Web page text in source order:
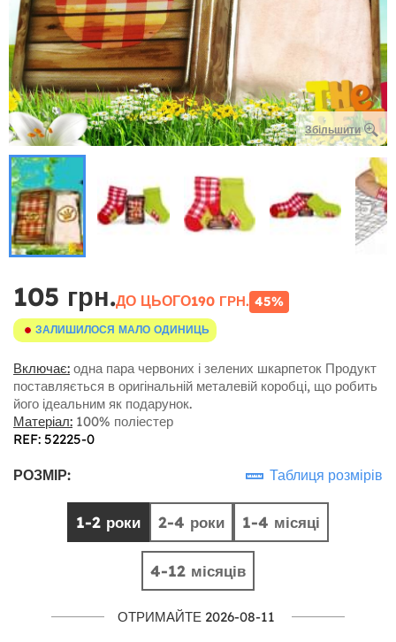
Збільшити
105 грн.ДО ЦЬОГО190 ГРН. 45%
ЗАЛИШИЛОСЯ МАЛО ОДИНИЦЬ
Включає: одна пара червоних і зелених шкарпеток Продукт
поставляється в оригінальній металевій коробці, що робить
його ідеальним як подарунок.
Матеріал: 100% поліестер
REF: 52225-0
РОЗМІР: Таблиця розмірів
1-2 роки 2-4 роки 1-4 місяці
4-12 місяців
ОТРИМАЙТЕ 2026-08-11